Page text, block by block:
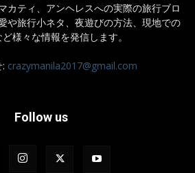
カティ、アンヘレスへの実際の旅行ブロ
や旅行小ネタ、夜遊びの方法、現地での
様々な情報を発信します。
crazymanila2017@gmail.com
Follow us